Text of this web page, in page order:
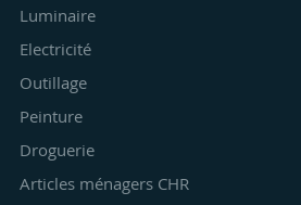
Luminaire
Electricité
Outillage
Peinture
Droguerie
Articles ménagers CHR